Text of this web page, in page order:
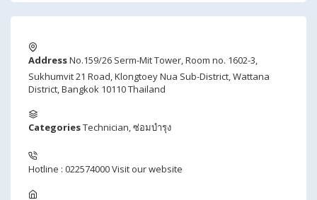
AddressNo.159/26 Serm-Mit Tower, Room no. 1602-3,
Sukhumvit 21 Road, Klongtoey Nua Sub-District, Wattana
District, Bangkok 10110 Thailand
CategoriesTechnician,ซ่อมบำรุง
Hotline : 022574000Visit our website